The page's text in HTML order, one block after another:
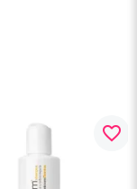
favorite_border